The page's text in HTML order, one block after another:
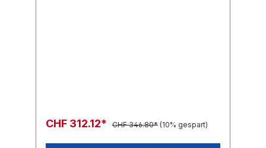
CHF 312.12* CHF 346.80* (10% gespart)